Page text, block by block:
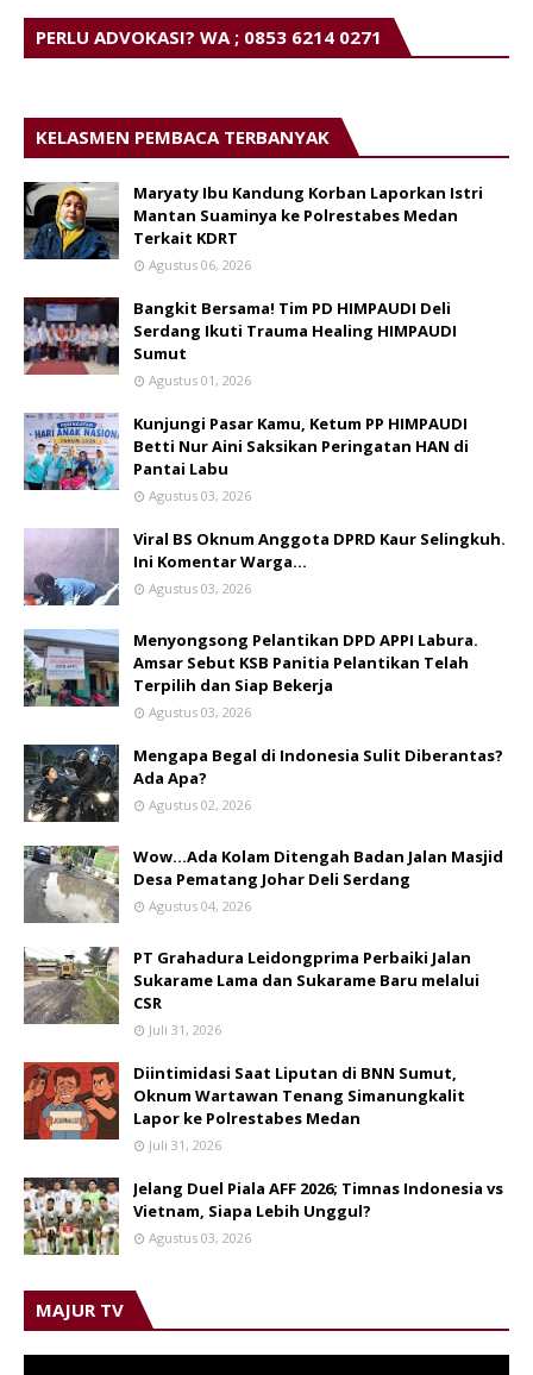
PERLU ADVOKASI? WA ; 0853 6214 0271
KELASMEN PEMBACA TERBANYAK
Maryaty Ibu Kandung Korban Laporkan Istri
Mantan Suaminya ke Polrestabes Medan
Terkait KDRT
Agustus 06, 2026
Bangkit Bersama! Tim PD HIMPAUDI Deli
Serdang Ikuti Trauma Healing HIMPAUDI
Sumut
Agustus 01, 2026
Kunjungi Pasar Kamu, Ketum PP HIMPAUDI
Betti Nur Aini Saksikan Peringatan HAN di
Pantai Labu
Agustus 03, 2026
Viral BS Oknum Anggota DPRD Kaur Selingkuh.
Ini Komentar Warga…
Agustus 03, 2026
Menyongsong Pelantikan DPD APPI Labura.
Amsar Sebut KSB Panitia Pelantikan Telah
Terpilih dan Siap Bekerja
Agustus 03, 2026
Mengapa Begal di Indonesia Sulit Diberantas?
Ada Apa?
Agustus 02, 2026
Wow...Ada Kolam Ditengah Badan Jalan Masjid
Desa Pematang Johar Deli Serdang
Agustus 04, 2026
PT Grahadura Leidongprima Perbaiki Jalan
Sukarame Lama dan Sukarame Baru melalui
CSR
Juli 31, 2026
Diintimidasi Saat Liputan di BNN Sumut,
Oknum Wartawan Tenang Simanungkalit
Lapor ke Polrestabes Medan
Juli 31, 2026
Jelang Duel Piala AFF 2026; Timnas Indonesia vs
Vietnam, Siapa Lebih Unggul?
Agustus 03, 2026
MAJUR TV